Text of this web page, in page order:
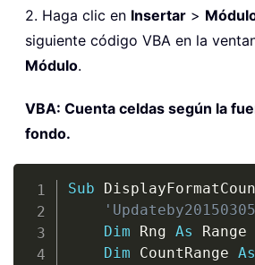
2. Haga clic en Insertar >
siguiente código VBA en la
Módulo.
VBA: Cuenta celdas según la
fondo.
Sub
'Updateby20150305
Dim Rng As Range
Dim CountRange As